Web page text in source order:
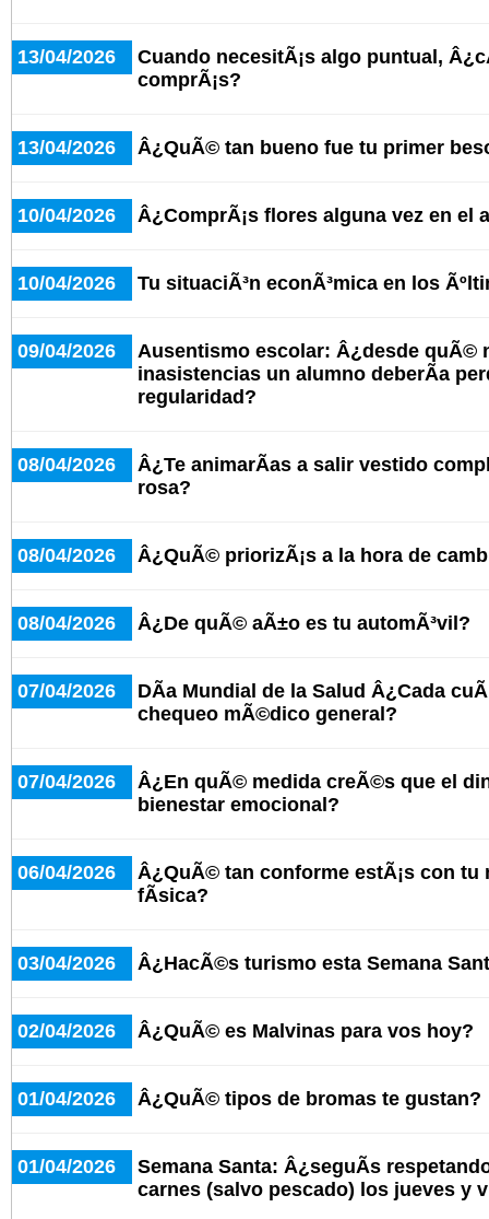
13/04/2026
Cuando necesitÃ¡s algo puntual,
comprÃ¡s?
13/04/2026 Â¿QuÃ© tan bueno fue tu primer
10/04/2026 Â¿ComprÃ¡s flores alguna vez en el
10/04/2026 Tu situaciÃ³n econÃ³mica en los
09/04/2026
Ausentismo escolar: Â¿desde quÃ©
inasistencias un alumno deberÃ­a
regularidad?
08/04/2026
Â¿Te animarÃ­as a salir vestido
rosa?
08/04/2026 Â¿QuÃ© priorizÃ¡s a la hora de
08/04/2026 Â¿De quÃ© aÃ±o es tu automÃ³vil?
07/04/2026
DÃ­a Mundial de la Salud Â¿Cada
chequeo mÃ©dico general?
07/04/2026
Â¿En quÃ© medida creÃ©s que el
bienestar emocional?
06/04/2026
Â¿QuÃ© tan conforme estÃ¡s con tu
fÃ­sica?
03/04/2026 Â¿HacÃ©s turismo esta Semana
02/04/2026 Â¿QuÃ© es Malvinas para vos hoy?
01/04/2026 Â¿QuÃ© tipos de bromas te gustan?
01/04/2026
Semana Santa: Â¿seguÃ­s
carnes (salvo pescado) los jueves y